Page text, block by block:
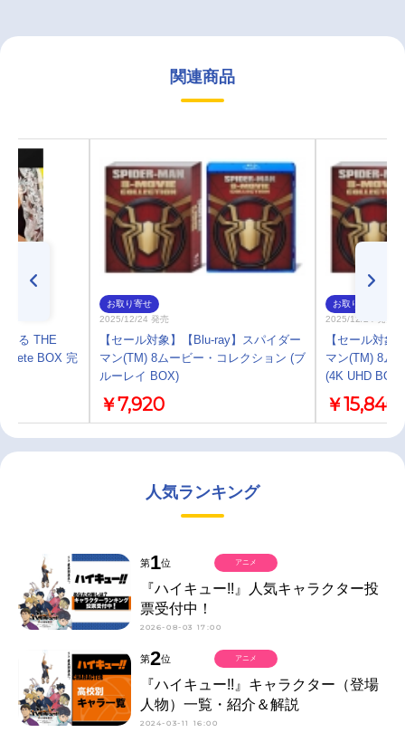
関連商品
なる THE
BOX 完
お取り寄せ
2025/12/24 発売
【セール対象】【Blu-ray】スパイダー
マン(TM) 8ムービー・コレクション (ブ
ルーレイ BOX)
￥7,920
お取り寄せ
2025/12/24 発売
【セール対象
マン(TM) 8ム
(4K UHD BOX)
￥15,840
人気ランキング
第1位
『ハイキュー!!』人気キャラクター投
票受付中！
2026-08-03 17:00
アニメ
第2位
『ハイキュー!!』キャラクター（登場
人物）一覧・紹介＆解説
2024-03-11 16:00
アニメ